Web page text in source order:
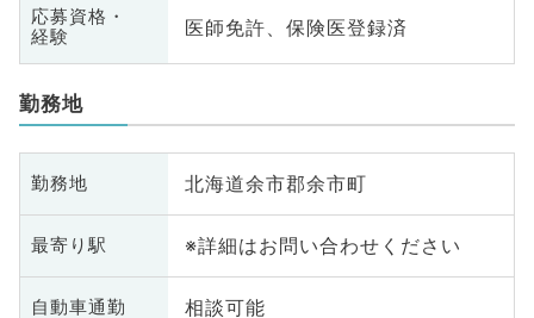
応募資格・
経験
医師免許、保険医登録済
勤務地
勤務地 北海道余市郡余市町
最寄り駅 ※詳細はお問い合わせください
自動車通勤 相談可能